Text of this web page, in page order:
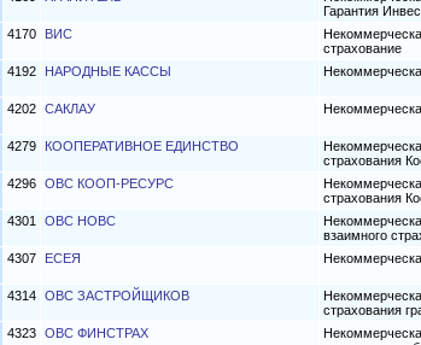
Гарантия
4170 ВИС
страхование
4192 НАРОДНЫЕ КАССЫ
4202 САКЛАУ
4279 КООПЕРАТИВНОЕ ЕДИНСТВО
страхования
4296 ОВС КООП-РЕСУРС
страхования
4301 ОВС НОВС
взаимного
4307 ЕСЕЯ
4314 ОВС ЗАСТРОЙЩИКОВ
страхования
4323 ОВС ФИНСТРАХ